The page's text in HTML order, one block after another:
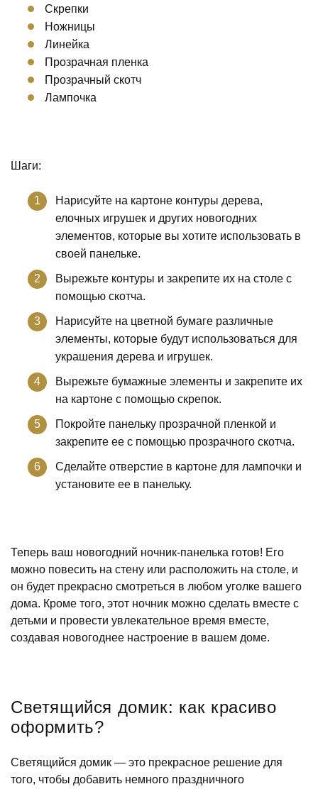
Скрепки
Ножницы
Линейка
Прозрачная пленка
Прозрачный скотч
Лампочка
Шаги:
Нарисуйте на картоне контуры дерева,
елочных игрушек и других новогодних
элементов, которые вы хотите использовать в
своей панельке.
Вырежьте контуры и закрепите их на столе с
помощью скотча.
Нарисуйте на цветной бумаге различные
элементы, которые будут использоваться для
украшения дерева и игрушек.
Вырежьте бумажные элементы и закрепите их
на картоне с помощью скрепок.
Покройте панельку прозрачной пленкой и
закрепите ее с помощью прозрачного скотча.
Сделайте отверстие в картоне для лампочки и
установите ее в панельку.
Теперь ваш новогодний ночник-панелька готов! Его
можно повесить на стену или расположить на столе, и
он будет прекрасно смотреться в любом уголке вашего
дома. Кроме того, этот ночник можно сделать вместе с
детьми и провести увлекательное время вместе,
создавая новогоднее настроение в вашем доме.
Светящийся домик: как красиво
оформить?
Светящийся домик — это прекрасное решение для
того, чтобы добавить немного праздничного